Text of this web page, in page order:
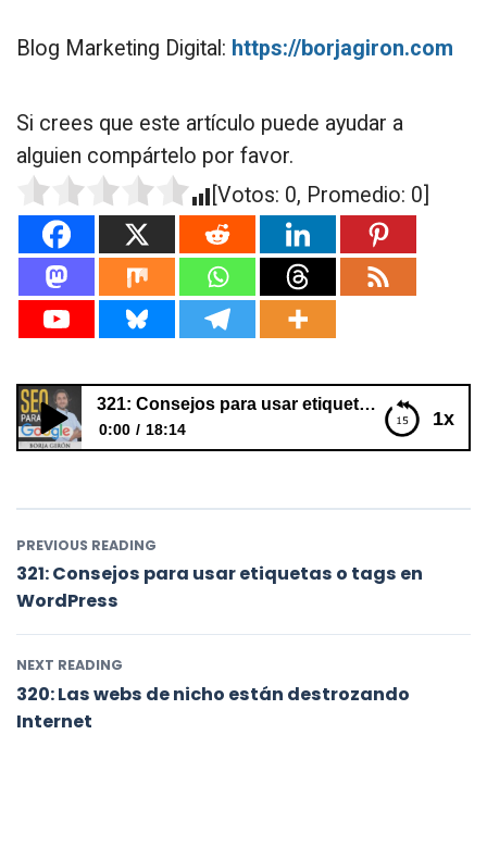
Blog Marketing Digital: https://borjagiron.com
Si crees que este artículo puede ayudar a
alguien compártelo por favor.
[Votos: 0, Promedio: 0
1x
321: Consejos para usar etiquetas o tags en WordPress
0:00 18:14
PREVIOUS READING
321: Consejos para usar etiquetas o tags en
WordPress
NEXT READING
320: Las webs de nicho están destrozando
Internet